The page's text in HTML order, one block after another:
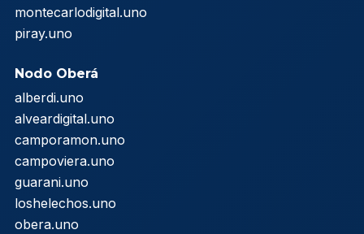
montecarlodigital.uno
piray.uno
Nodo Oberá
alberdi.uno
alveardigital.uno
camporamon.uno
campoviera.uno
guarani.uno
loshelechos.uno
obera.uno